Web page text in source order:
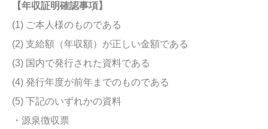
【年収証明確認事項】
(1) ご本人様のものである
(2) 支給額（年収額）が正しい金額である
(3) 国内で発行された資料である
(4) 発行年度が前年までのものである
(5) 下記のいずれかの資料
・源泉徴収票